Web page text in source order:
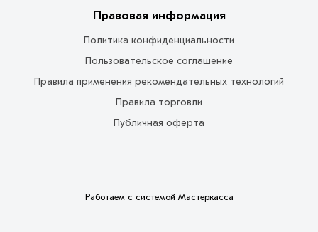
Правовая информация
Политика конфиденциальности
Пользовательское соглашение
Правила применения рекомендательных технологий
Правила торговли
Публичная оферта
Работаем с системой Мастеркасса